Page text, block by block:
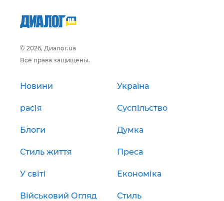
© 2026, Диалог.ua
Все права защищены.
Новини Україна
расія Суспільство
Блоги Думка
Стиль життя Преса
У світі Економіка
Військовий Огляд Стиль